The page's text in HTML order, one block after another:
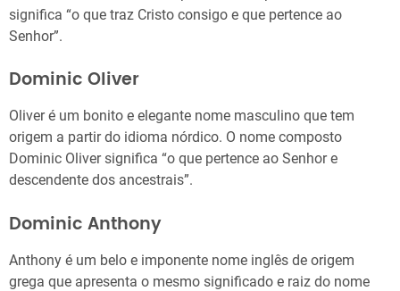
significa “o que traz Cristo consigo e que pertence ao
Senhor”.
Dominic Oliver
Oliver é um bonito e elegante nome masculino que tem
origem a partir do idioma nórdico. O nome composto
Dominic Oliver significa “o que pertence ao Senhor e
descendente dos ancestrais”.
Dominic Anthony
Anthony é um belo e imponente nome inglês de origem
grega que apresenta o mesmo significado e raiz do nome